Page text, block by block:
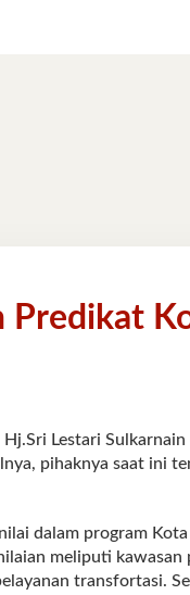
Predikat
Lestari
pihaknya saat ini
dalam program Kota
meliputi kawasan
transfortasi.